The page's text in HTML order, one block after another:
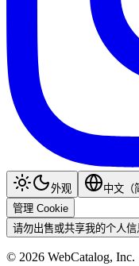
外观
中文（
管理 Cookie
请勿出售或共享我的个人信
© 2026 WebCatalog, Inc.